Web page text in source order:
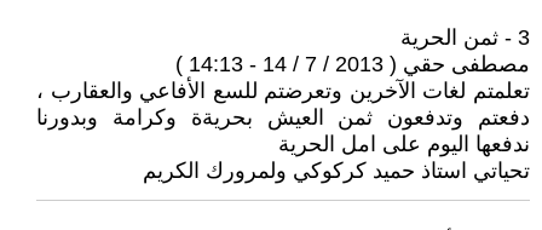
3 - ثمن الحرية
مصطفى حقي ( 2013 / 7 / 14 - 14:13 )
تعلمتم لغات الآخرين وتعرضتم للسع الأفاعي والعقارب ،
دفعتم وتدفعون ثمن العيش بحريةة وكرامة وبدورنا
ندفعها اليوم على امل الحرية
تحياتي استاذ حميد كركوكي ولمرورك الكريم